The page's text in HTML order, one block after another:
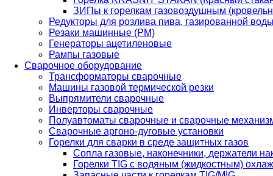
ЗИПы к горелкам газовоздушным
Редукторы для розлива пива, газированной
Резаки машинные (РМ)
Генераторы ацетиленовые
Рампы газовые
Сварочное оборудование
Трансформаторы сварочные
Машины газовой термической резки
Выпрямители сварочные
Инверторы сварочные
Полуавтоматы сварочные и сварочные
Сварочные аргоно-дуговые установки
Горелки для сварки в среде защитных газов
Сопла газовые, наконечники, держатели
Горелки TIG с водяным (жидкостным)